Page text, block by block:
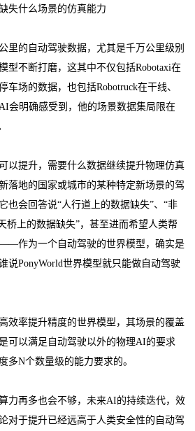
什么场景的仿真能力
的自动驾驶数据，尤其是千万公里级别
型不断打磨，这其中不仅包括Robotaxi在
车场的数据，也包括Robotruck在干线、
会明确感受到，他的场景数据集局限在
提升，需要什么数据继续提升物理仿真
落地的国家或城市的某种特定新场景的驾
也会回答说“人行道上的数据缺失”、“非
桥上的数据缺失”，甚至进而希望人类帮
作为一个自动驾驶的世界模型，确实是
说PonyWorld世界模型就只能做自动驾驶
率提升精度的世界模型，其场景的覆盖
可以满足自动驾驶以外的物理AI的要求
N个数量级的能力要求的。
再多也会不够，未来AI的持续迭代，效
对于提升已经远高于人类安全性的自动驾